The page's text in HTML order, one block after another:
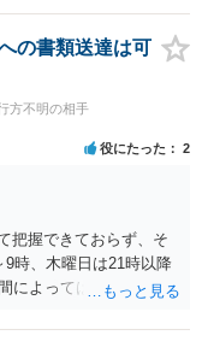
の書類送達は可
方不明の相手
役にたった 2
把握できておらず、そ
時、木曜日は21時以降
によっては受け取りが
感覚的には郵便局を動